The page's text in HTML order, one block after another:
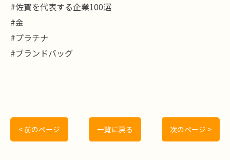
#佐賀を代表する企業100選
#金
#プラチナ
#ブランドバッグ
< 前のページ 一覧に戻る 次のページ >